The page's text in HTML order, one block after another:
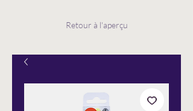
Retour à l'aperçu